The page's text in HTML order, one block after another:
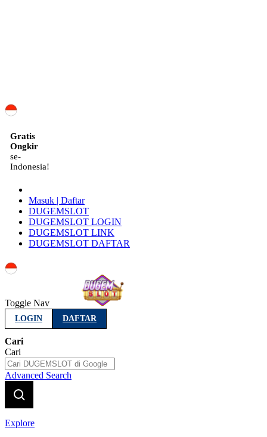
Gratis
Ongkir
se-
Indonesia!
Masuk | Daftar
DUGEMSLOT
DUGEMSLOT LOGIN
DUGEMSLOT LINK
DUGEMSLOT DAFTAR
Toggle Nav
LOGIN DAFTAR
Cari
Cari
Advanced Search
Explore